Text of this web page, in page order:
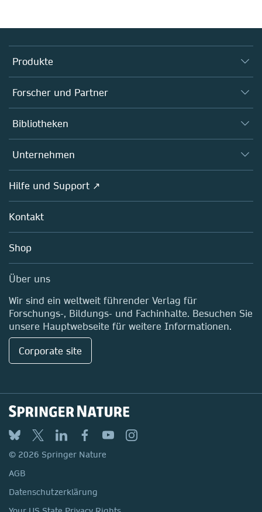
Produkte
Journals
Bücher
Plattformen
Forscher und Partner
Autor*innen
Herausgeber*innen
Open science
Richtlinien
Bibliotheken
Übersicht
Unternehmen
Übersicht
Über uns
Careers
Media Centre
Standorte & Kontakt
Hilfe und Support ↗
Kontakt
Shop
Über uns
Wir sind ein weltweit führender Verlag für
Forschungs-, Bildungs- und Fachinhalte. Besuchen Sie
unsere Hauptwebseite für weitere Informationen.
Corporate site
© 2026 Springer Nature
AGB
Datenschutzerklärung